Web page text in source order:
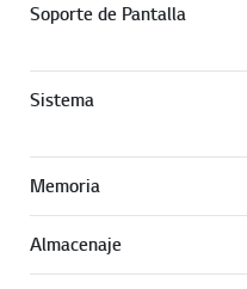
Soporte de Pantalla
Sistema
Memoria
Almacenaje